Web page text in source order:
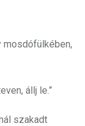
állj le.”
szakadt